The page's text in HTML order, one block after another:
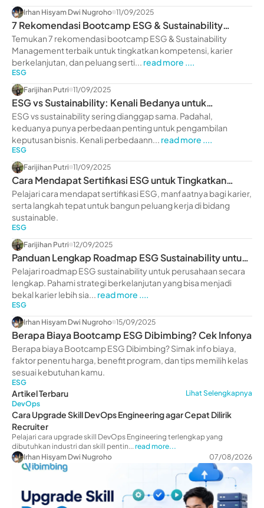
Irhan Hisyam Dwi Nugroho 11/09/2025
7 Rekomendasi Bootcamp ESG & Sustainability
Management
Temukan 7 rekomendasi bootcamp ESG & Sustainability
Management terbaik untuk tingkatkan kompetensi, karier
berkelanjutan, dan peluang serti... read more ....
ESG
Farijihan Putri 11/09/2025
ESG vs Sustainability: Kenali Bedanya untuk
Keputusan Bisnis
ESG vs sustainability sering dianggap sama. Padahal,
keduanya punya perbedaan penting untuk pengambilan
keputusan bisnis. Kenali perbedaann... read more ....
ESG
Farijihan Putri 11/09/2025
Cara Mendapat Sertifikasi ESG untuk Tingkatkan
Karier
Pelajari cara mendapat sertifikasi ESG, manfaatnya bagi karier,
serta langkah tepat untuk bangun peluang kerja di bidang
sustainable.
ESG
Farijihan Putri 12/09/2025
Panduan Lengkap Roadmap ESG Sustainability untuk
Perusahaan
Pelajari roadmap ESG sustainability untuk perusahaan secara
lengkap. Pahami strategi berkelanjutan yang bisa menjadi
bekal karier lebih sia... read more ....
ESG
Irhan Hisyam Dwi Nugroho 15/09/2025
Berapa Biaya Bootcamp ESG Dibimbing? Cek Infonya
Berapa biaya Bootcamp ESG Dibimbing? Simak info biaya,
faktor penentu harga, benefit program, dan tips memilih kelas
sesuai kebutuhan kamu.
ESG
Artikel Terbaru
Lihat Selengkapnya
DevOps
Cara Upgrade Skill DevOps Engineering agar Cepat Dilirik
Recruiter
Pelajari cara upgrade skill DevOps Engineering terlengkap yang
dibutuhkan industri dan skill pentin... read more...
Irhan Hisyam Dwi Nugroho
07/08/2026